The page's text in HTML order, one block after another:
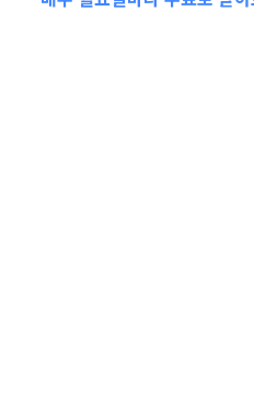
및 권익을 보호하고 개
방침을 개정하는 경우 웹
홈팁스>은(는) 개인정